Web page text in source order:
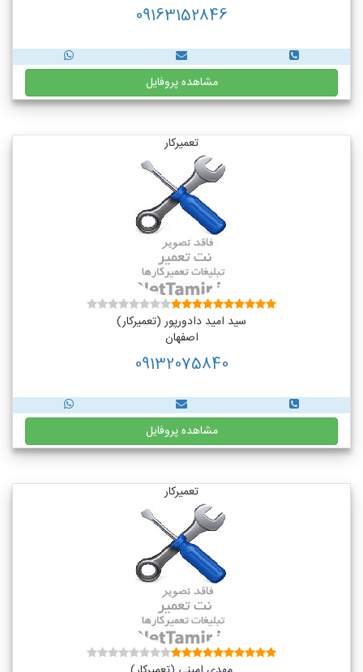
09163152846
مشاهده پروفایل
تعمیرکار
سید امید دادورپور (تعمیرکار)
اصفهان
09132075840
مشاهده پروفایل
تعمیرکار